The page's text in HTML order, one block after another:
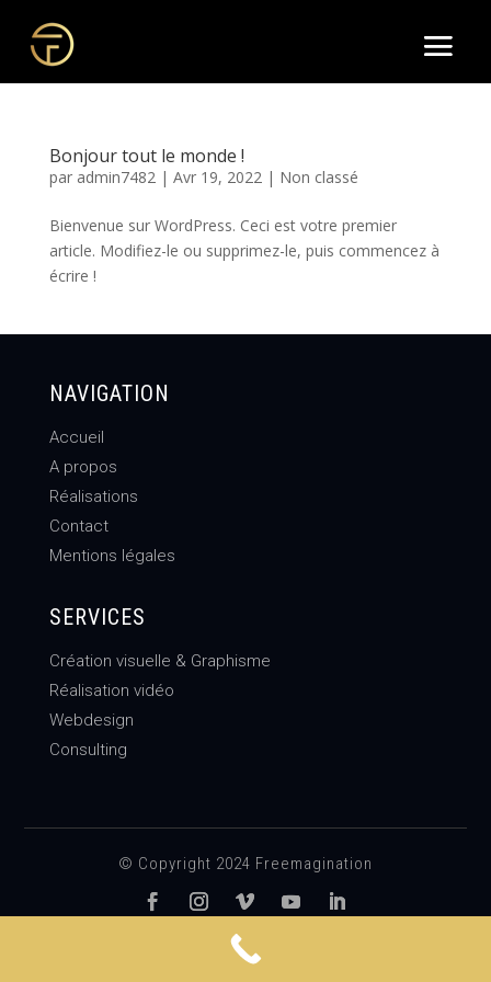
Bonjour tout le monde !
par admin7482| Avr 19, 2022| Non classé
Bienvenue sur WordPress. Ceci est votre premier
article. Modifiez-le ou supprimez-le, puis commencez à
écrire !
NAVIGATION
Accueil
A propos
Réalisations
Contact
Mentions légales
SERVICES
Création visuelle & Graphisme
Réalisation vidéo
Webdesign
Consulting
© Copyright 2024 Freemagination